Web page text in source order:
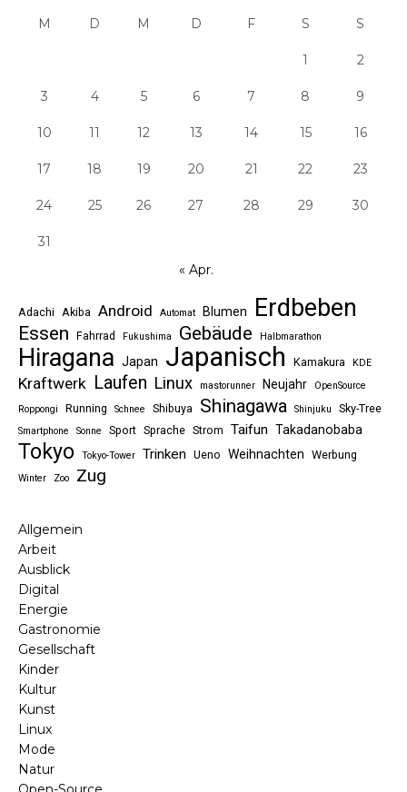
M D M D F S S
1 2
3 4 5 6 7 8 9
10 11 12 13 14 15 16
17 18 19 20 21 22 23
24 25 26 27 28 29 30
31
« Apr.
Adachi Akiba Android Automat Blumen Erdbeben
Essen Fahrrad Fukushima Gebäude Halbmarathon
Hiragana Japan Japanisch Kamakura KDE
Kraftwerk Laufen Linux mastorunner Neujahr
OpenSource
Roppongi
Running Schnee Shibuya Shinagawa Shinjuku Sky-Tree
Smartphone Sonne Sport Sprache Strom Taifun Takadanobaba
Tokyo Tokyo-Tower Trinken Ueno Weihnachten Werbung
Winter Zoo Zug
Allgemein
Arbeit
Ausblick
Digital
Energie
Gastronomie
Gesellschaft
Kinder
Kultur
Kunst
Linux
Mode
Natur